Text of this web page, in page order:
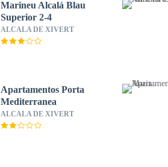
Marineu Alcalá Blau
Superior 2-4
ALCALA DE XIVERT
Apartamentos Porta
Mediterranea
ALCALA DE XIVERT